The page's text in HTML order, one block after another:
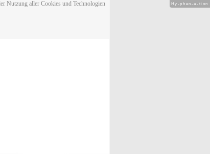
Nutzung aller Cookies und Technologien
Hy-phen-a-tion